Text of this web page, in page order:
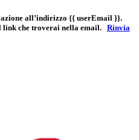
all’indirizzo {{ userEmail }}.
link che troverai nella email. Rinvia